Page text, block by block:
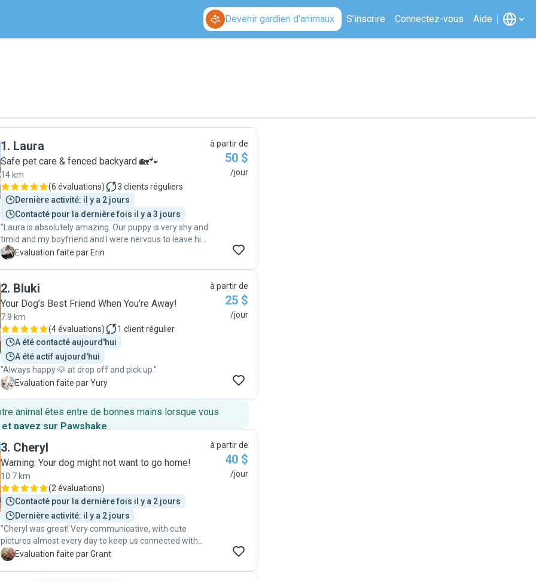
Devenir gardien d'animaux S'inscrire Connectez-vous Aide
1. Laura
Safe pet care & fenced backyard 🏡🐾
14 km
(6 évaluations) 3 clients réguliers
Dernière activité: il y a 2 jours
Contacté pour la dernière fois il y a 3 jours
"Laura is absolutely amazing. Our puppy is very shy and
timid and my boyfriend and I were nervous to leave him
with anyone. Within one day of our baby being with
videos letting us know how he was doing and showing
their fun day together. She is so responsive and will
respond within minutes of messaging her. She is
extremely flexible and so incredible with our puppy. She
showed him love and took amazing care of him. We will
be using her again in the future. We have felt so much
relief finding her to watch our boy. "
E Evaluation faite par Erin
à partir de
50 $
/jour
2. Bluki
Your Dog’s Best Friend When You’re Away!
7.9 km
(4 évaluations) 1 client régulier
A été contacté aujourd'hui
A été actif aujourd'hui
"Always happy 🐶 at drop off and pick up."
Y Evaluation faite par Yury
à partir de
25 $
/jour
animal êtes entre de bonnes mains lorsque vous
payez sur Pawshake.
3. Cheryl
Warning: Your dog might not want to go home!
10.7 km
(2 évaluations)
Contacté pour la dernière fois il y a 2 jours
Dernière activité: il y a 2 jours
"Cheryl was great! Very communicative, with cute
pictures almost every day to keep us connected with
our pup while we were away!"
G Evaluation faite par Grant
à partir de
40 $
/jour